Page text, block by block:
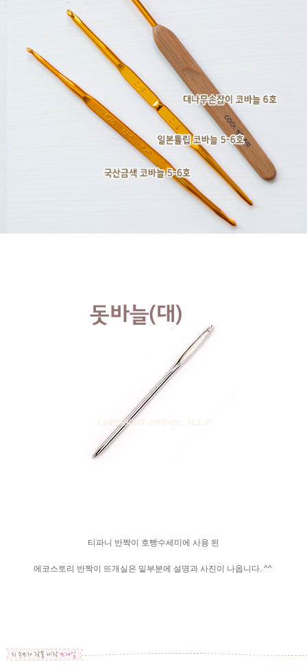
티파니 반짝이 호빵수세미에 사용 된
에코스토리 반짝이 뜨개실은 밑부분에 설명과 사진이 나옵니다. ^^